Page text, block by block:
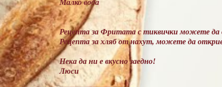
Малко вода
Рецепта за Фритата с тиквички можете да
Рецепта за хляб от нахут, можете да
Нека да ни е вкусно заедно!
Люси